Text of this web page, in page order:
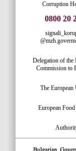
Corruption
0800 20
Delegation of the
Commission to
The European
European